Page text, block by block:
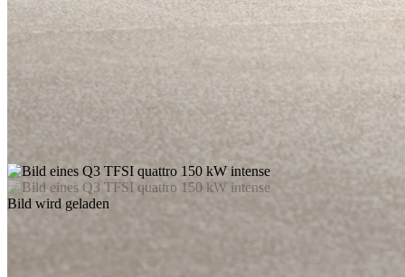
Bild wird geladen